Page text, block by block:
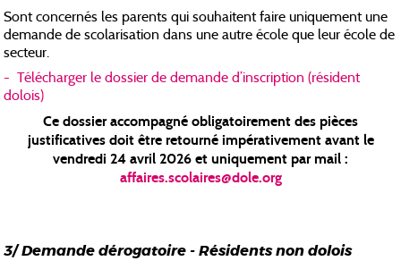
Sont concernés les parents qui souhaitent faire uniquement une
demande de scolarisation dans une autre école que leur école de
secteur.
- Télécharger le dossier de demande d’inscription (résident
dolois)
Ce dossier accompagné obligatoirement des pièces
justificatives doit être retourné impérativement avant le
vendredi 24 avril 2026 et uniquement par mail :
affaires.scolaires@dole.org
3/ Demande dérogatoire - Résidents non dolois